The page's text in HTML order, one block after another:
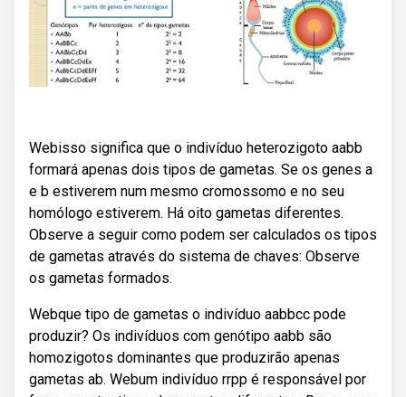
Webisso significa que o indivíduo heterozigoto aabb
formará apenas dois tipos de gametas. Se os genes a
e b estiverem num mesmo cromossomo e no seu
homólogo estiverem. Há oito gametas diferentes.
Observe a seguir como podem ser calculados os tipos
de gametas através do sistema de chaves: Observe
os gametas formados.
Webque tipo de gametas o indivíduo aabbcc pode
produzir? Os indivíduos com genótipo aabb são
homozigotos dominantes que produzirão apenas
gametas ab. Webum indivíduo rrpp é responsável por